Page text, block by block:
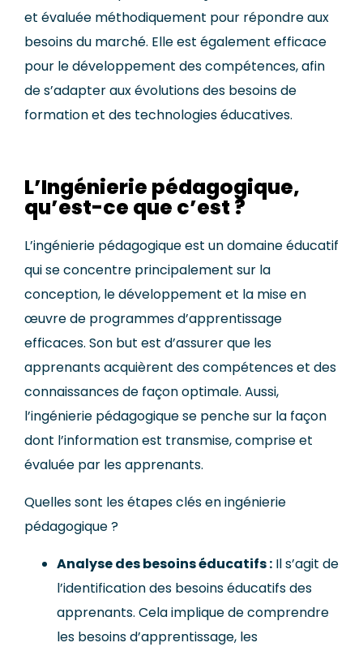
et évaluée méthodiquement pour répondre aux
besoins du marché. Elle est également efficace
pour le développement des compétences, afin
de s’adapter aux évolutions des besoins de
formation et des technologies éducatives.
L’Ingénierie pédagogique,
qu’est-ce que c’est ?
L’ingénierie pédagogique est un domaine éducatif
qui se concentre principalement sur la
conception, le développement et la mise en
œuvre de programmes d’apprentissage
efficaces. Son but est d’assurer que les
apprenants acquièrent des compétences et des
connaissances de façon optimale. Aussi,
l’ingénierie pédagogique se penche sur la façon
dont l’information est transmise, comprise et
évaluée par les apprenants.
Quelles sont les étapes clés en ingénierie
pédagogique ?
Analyse des besoins éducatifs : Il s’agit de
l’identification des besoins éducatifs des
apprenants. Cela implique de comprendre
les besoins d’apprentissage, les